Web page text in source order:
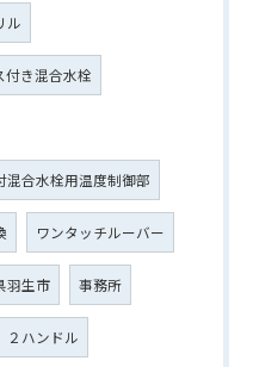
ル
付き混合水栓
混合水栓用温度制御部
ワンタッチルーバー
羽生市 事務所
２ハンドル